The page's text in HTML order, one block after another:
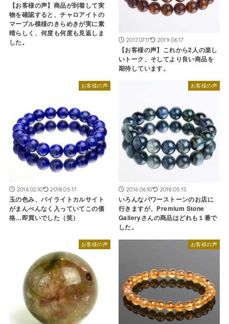
【お客様の声】商品が到着して実
物を確認すると、チャロアイトの
マーブル模様のきらめきが実に素
晴らしく、何度も何度も見返しま
した。
2017.07.11 2019.06.17
【お客様の声】これから2人の楽し
いトーク、そしてより良い商品を
期待しています。
お客様の声
2016.02.10 2018.05.17
玉の色み、パイライトカルサイト
がまんべんなく入っていてこの価
格…即買いでした（笑）
お客様の声
2016.06.10 2018.05.15
いろんなパワーストーンのお店に
行きますが、Premium Stone
Galleryさんの商品はどれも１番で
した。
お客様の声 お客様の声